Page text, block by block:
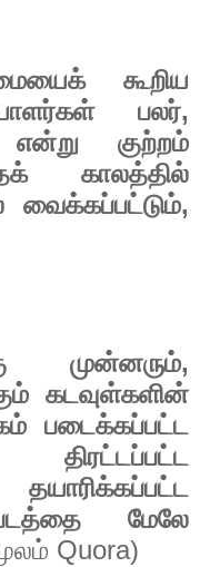
கூறிய
பலர்,
என்று
குற்றம்
காலத்தில்
வைக்கப்பட்டும்,
முன்னரும்,
கடவுள்களின்
படைக்கப்பட்ட
திரட்டப்பட்ட
தயாரிக்கப்பட்ட
மேலே
Quora)